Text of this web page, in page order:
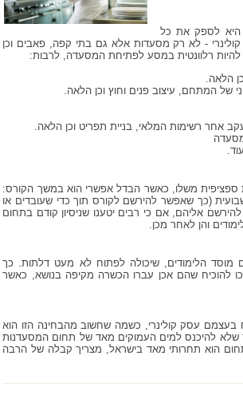
היא לספק את כל
- לא רק מסעדות אלא גם בתי קפה, פאבים וכן
להיות רלוונטית במסע לפתיחת המסעדה, לרבות:
ספציפית משלו, כאשר הבדל אפשרי הוא במשך הקורס:
(כך שאפשר להירשם לקורס תוך כדי שעובדים או
אליהם, אם כי רבים יטענו שניסיון קודם בתחום
והן לאחר מכן.
הלימודים, שיכולה לפתוח לא מעט דלתות. כך
להוכיח שהם אכן עברו הכשרה מקיפה בנושא, כאשר
עסק קולינרי, כשמה שחשוב מהבחינה הזו הוא
שלא להיכנס למים העמוקים מאד של תחום המסעדנות
הוא תחרותי מאד בישראל, מצריך קבלה של הרבה